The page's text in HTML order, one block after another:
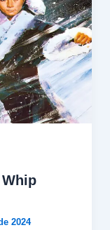
2024